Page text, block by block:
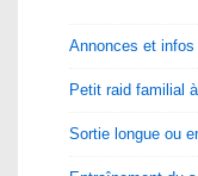
Annonces et infos
Petit raid familial
Sortie longue ou